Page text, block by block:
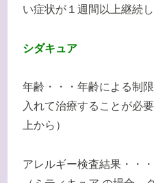
い症状が１週間以上継続
シダキュア
年齢・・・年齢による制
入れて治療することが必
上から）
アレルギー検査結果・・